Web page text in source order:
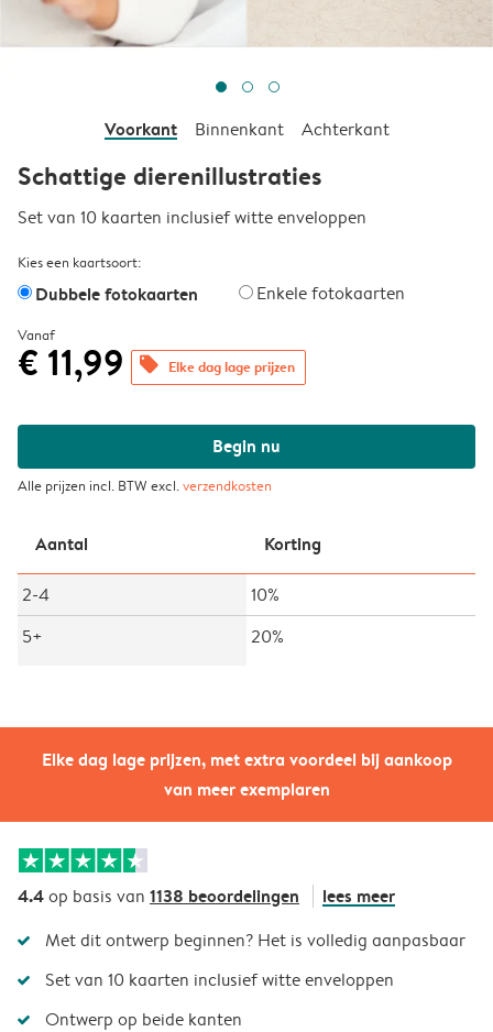
Elke dag lage prijzen, met extra voordeel bij aankoop
van meer exemplaren
Voorkant Binnenkant Achterkant
Schattige dierenillustraties
Set van 10 kaarten inclusief witte enveloppen
Kies een kaartsoort:
Dubbele fotokaarten Enkele fotokaarten
Vanaf
€ 11,99 offers Elke dag lage prijzen
Begin nu
Alle prijzen incl. BTW excl.verzendkosten
Aantal Korting
2-4
10%
5+
20%
4.4op basis van 1138 beoordelingen lees meer
Met dit ontwerp beginnen? Het is volledig aanpasbaar
Set van 10 kaarten inclusief witte enveloppen
Ontwerp op beide kanten